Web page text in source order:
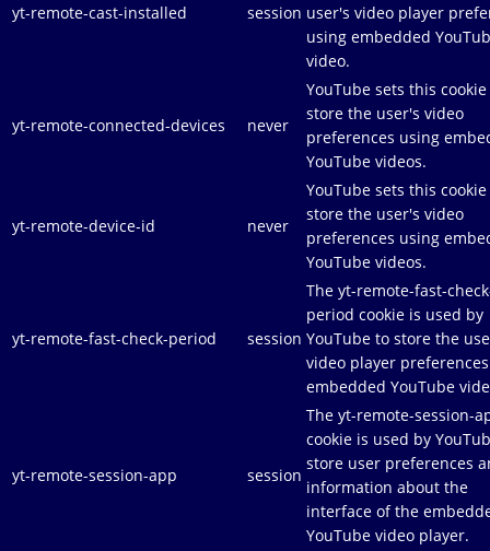
yt-remote-cast-installed session user's video player
using embedded
video.
yt-remote-connected-devices never
YouTube sets this
store the user's video
preferences using
YouTube videos.
yt-remote-device-id never
YouTube sets this
store the user's video
preferences using
YouTube videos.
yt-remote-fast-check-period session
The yt-remote-fast-
period cookie is used by
YouTube to store the
video player
embedded YouTube
yt-remote-session-app session
The yt-remote-session-
cookie is used by
store user preferences
information about the
interface of the
YouTube video player.